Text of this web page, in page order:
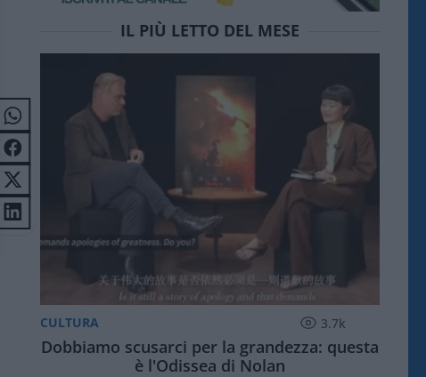
IL PIÙ LETTO DEL MESE
CULTURA 3.7k
Dobbiamo scusarci per la grandezza: questa
è l'Odissea di Nolan